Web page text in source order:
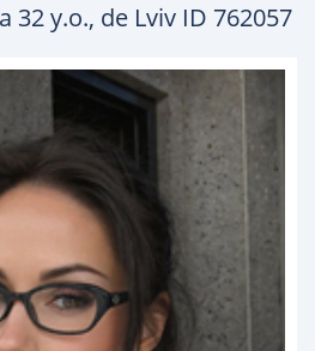
32y.o., de Lviv ID 762057